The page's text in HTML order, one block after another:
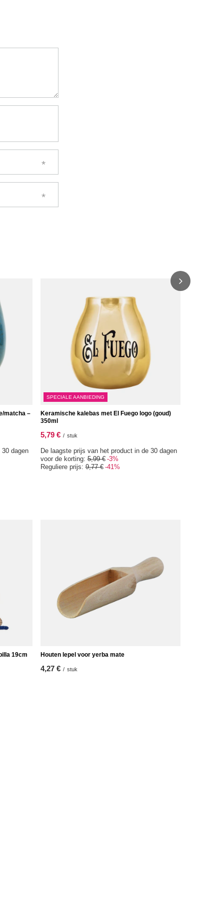
matcha –
dagen
SPECIALE AANBIEDING
Keramische kalebas met El Fuego logo (goud)
350ml
5,79 € / stuk
De laagste prijs van het product in de 30 dagen
voor de korting:5,99 € -3%
Reguliere prijs:9,77 € -41%
19cm Houten lepel voor yerba mate
4,27 € / stuk